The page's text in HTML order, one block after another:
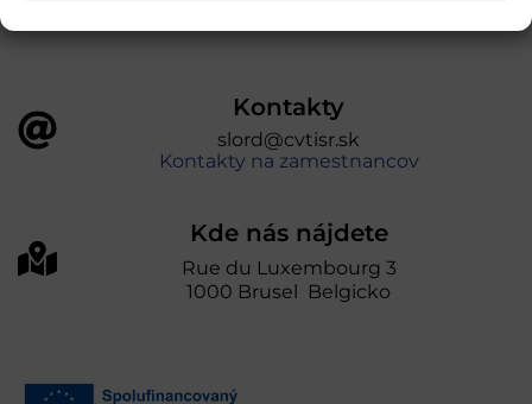
Kontakty
slord@cvtisr.sk
Kontakty na zamestnancov
Kde nás nájdete
Rue du Luxembourg 3
1000 Brusel Belgicko